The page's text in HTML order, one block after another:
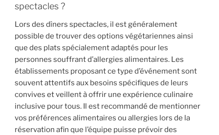
spectacles ?
Lors des dîners spectacles, il est généralement
possible de trouver des options végétariennes ainsi
que des plats spécialement adaptés pour les
personnes souffrant d’allergies alimentaires. Les
établissements proposant ce type d’événement sont
souvent attentifs aux besoins spécifiques de leurs
convives et veillent à offrir une expérience culinaire
inclusive pour tous. Il est recommandé de mentionner
vos préférences alimentaires ou allergies lors de la
réservation afin que l’équipe puisse prévoir des